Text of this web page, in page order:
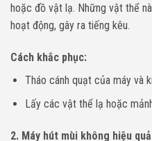
hoặc đồ vật lạ. Những vật thể
hoạt động, gây ra tiếng kêu.
Cách khắc phục:
Tháo cánh quạt của máy và
Lấy các vật thể lạ hoặc
2. Máy hút mùi không hiệu quả